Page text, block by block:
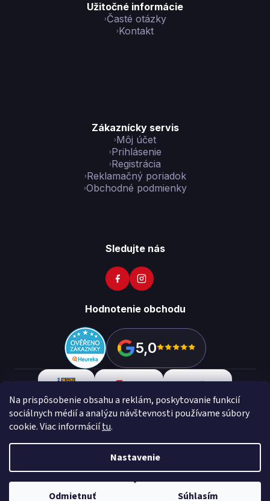
Na prispôsobenie obsahu a reklám, poskytovanie funkcií
sociálnych médií a analýzu návštevnosti používame súbory
cookie. Viac informáciítu.
Nastavenie
Odmietnuť Súhlasím
Užitočné informácie
Časté otázky
Kontakt
Zákaznícky servis
Môj účet
Prihlásenie
Registrácia
Reklamačný poriadok
Obchodné podmienky
Sledujte nás
Hodnotenie obchodu
5,0
Copyright 2026Vikon. Všetky práva vyhradené.Upraviť
nastavenie cookies
💙